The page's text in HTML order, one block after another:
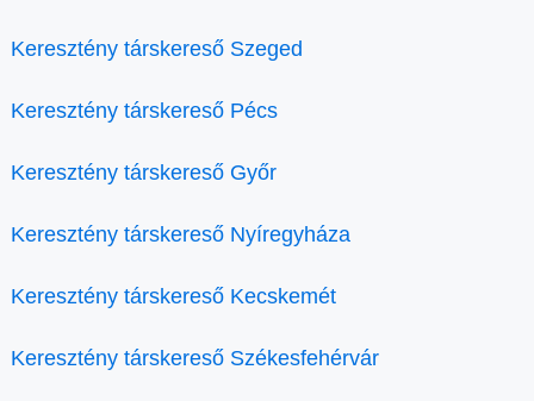
Keresztény társkereső Szeged
Keresztény társkereső Pécs
Keresztény társkereső Győr
Keresztény társkereső Nyíregyháza
Keresztény társkereső Kecskemét
Keresztény társkereső Székesfehérvár